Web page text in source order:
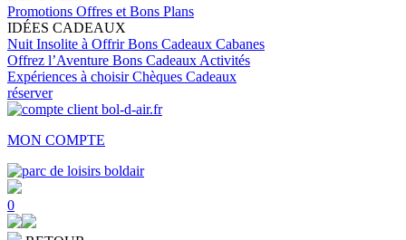
Promotions Offres et Bons Plans
IDÉES CADEAUX
Nuit Insolite à OffrirBons Cadeaux Cabanes
Offrez l’Aventure Bons Cadeaux Activités
Expériences à choisirChèques Cadeaux
réserver
MON COMPTE
0